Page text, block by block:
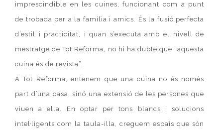
imprescindible en les cuines, funcionant com a punt
de trobada per a la família i amics. És la fusió perfecta
d’estil i practicitat, i quan s’executa amb el nivell de
mestratge de Tot Reforma, no hi ha dubte que “aquesta
cuina és de revista”.
A Tot Reforma, entenem que una cuina no és només
part d’una casa, sinó una extensió de les persones que
viuen a ella. En optar per tons blancs i solucions
intel·ligents com la taula-illa, creguem espais que són